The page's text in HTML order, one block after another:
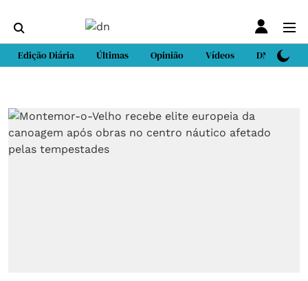
Edição Diária Últimas Opinião Vídeos DN Sport